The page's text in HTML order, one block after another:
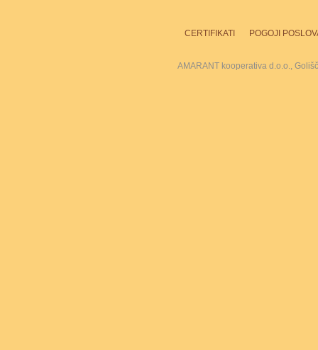
CERTIFIKATI POGOJI
AMARANT kooperativa d.o.o.,